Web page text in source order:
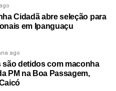
Cidadã abre seleção para
em Ipanguaçu
ago
são detidos com maconha
PM na Boa Passagem,